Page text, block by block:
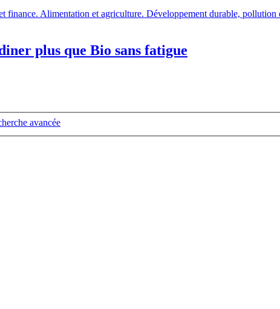
finance. Alimentation et agriculture. Développement durable, pollution
plus que Bio sans fatigue
avancée